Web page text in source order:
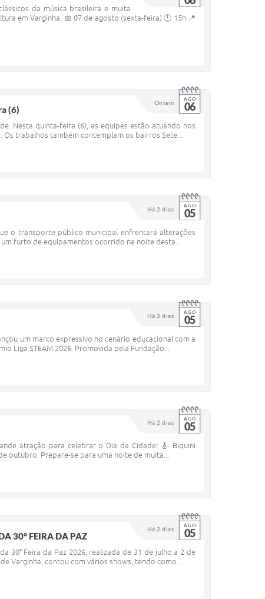
da música brasileira e muita
em Varginha. 📅 07 de agosto (sexta-feira) 🕒 15h 📍
Ontem AGO
06
(6)
Nesta quinta-feira (6), as equipes estão atuando nos
trabalhos também contemplam os bairros Sete...
Há 2 dias AGO
05
o transporte público municipal enfrentará alterações
furto de equipamentos ocorrido na noite desta...
Há 2 dias AGO
05
um marco expressivo no cenário educacional com a
Liga STEAM 2026. Promovida pela Fundação...
Há 2 dias AGO
05
atração para celebrar o Dia da Cidade! 🎸 Biquini
outubro. Prepare-se para uma noite de muita...
Há 2 dias AGO
05
30° FEIRA DA PAZ
30° Feira da Paz 2026, realizada de 31 de julho a 2 de
Varginha, contou com vários shows, tendo como...